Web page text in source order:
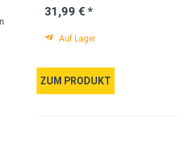
31,99 € *
Auf Lager
ZUM PRODUKT